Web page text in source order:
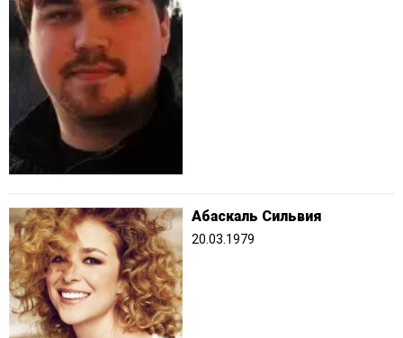
Абаскаль Сильвия
20.03.1979